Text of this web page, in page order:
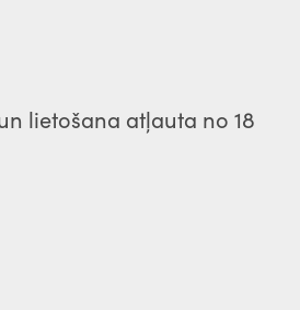
lietošana atļauta no 18